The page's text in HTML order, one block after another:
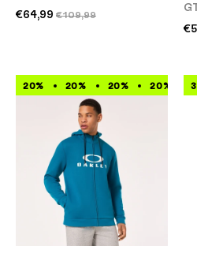
€64,99 €109,99
20% 20% 20% 20%